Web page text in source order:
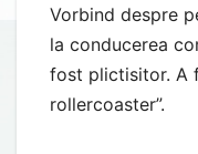
Vorbind despre
la conducerea
fost plictisitor. A
rollercoaster”.